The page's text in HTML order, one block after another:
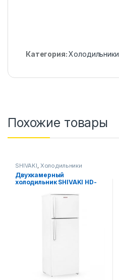
Категория:Холодильники
Похожие товары
SHIVAKI, Холодильники
Двухкамерный
холодильник SHIVAKI HD-